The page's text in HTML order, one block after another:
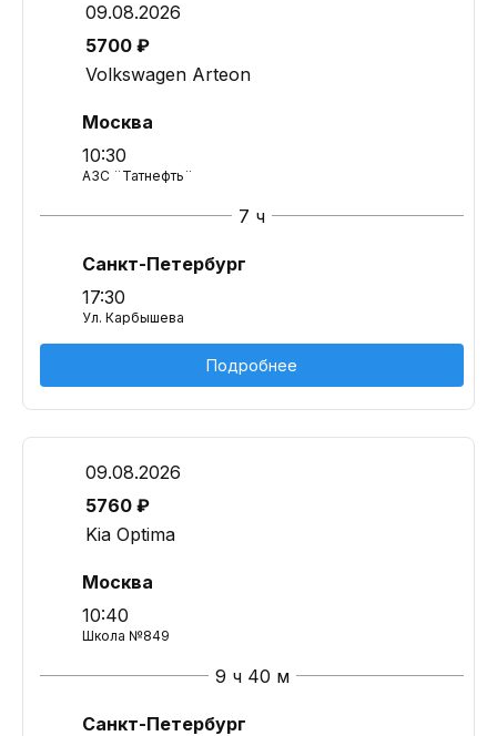
09.08.2026
5700 ₽
Volkswagen Arteon
Москва
10:30
АЗС ¨Татнефть¨
7 ч
Санкт-Петербург
17:30
Ул. Карбышева
Подробнее
09.08.2026
5760 ₽
Kia Optima
Москва
10:40
Школа №849
9 ч 40 м
Санкт-Петербург